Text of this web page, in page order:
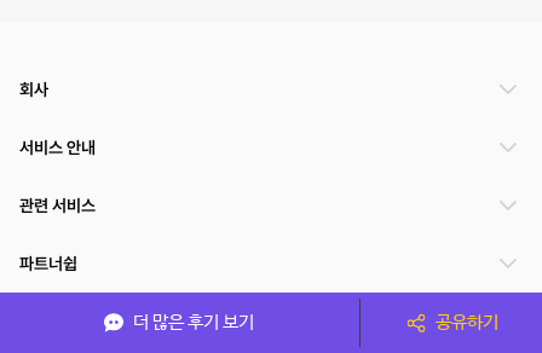
더 많은 후기 보기 공유하기
회사
서비스 안내
관련 서비스
파트너쉽
서비스 제공 국가